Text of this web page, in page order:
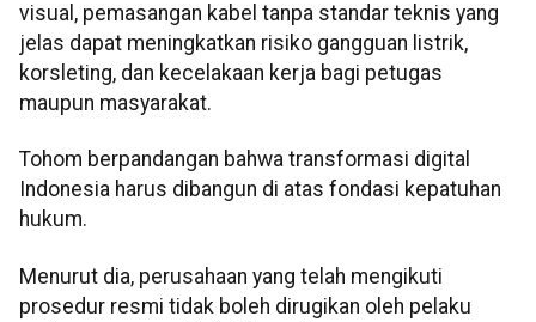
visual, pemasangan kabel tanpa standar teknis yang
jelas dapat meningkatkan risiko gangguan listrik,
korsleting, dan kecelakaan kerja bagi petugas
maupun masyarakat.
Tohom berpandangan bahwa transformasi digital
Indonesia harus dibangun di atas fondasi kepatuhan
hukum.
Menurut dia, perusahaan yang telah mengikuti
prosedur resmi tidak boleh dirugikan oleh pelaku